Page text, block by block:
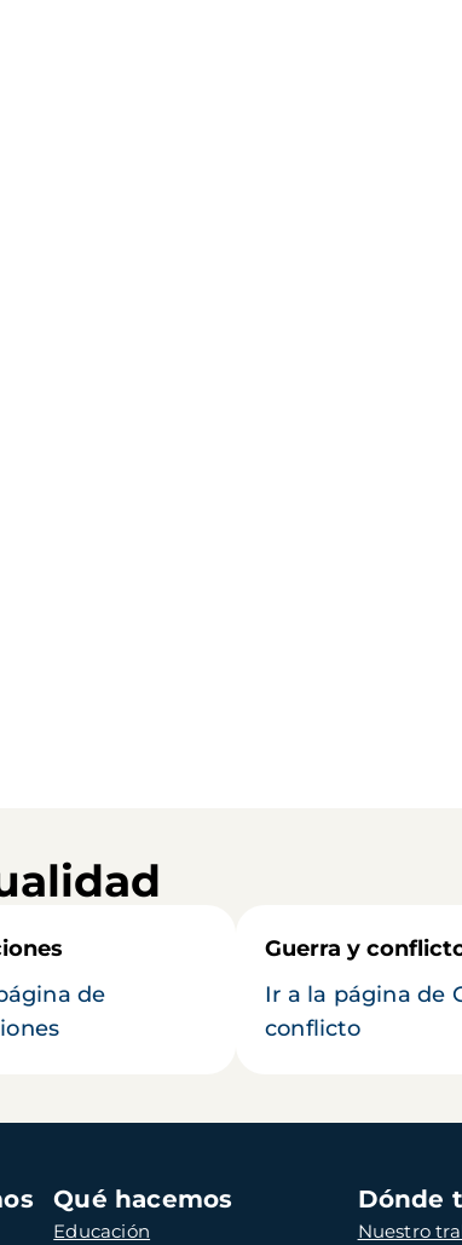
de
Guerra y
Ir a la página de
conflicto
Qué hacemos
Educación
Dónde
Nuestro